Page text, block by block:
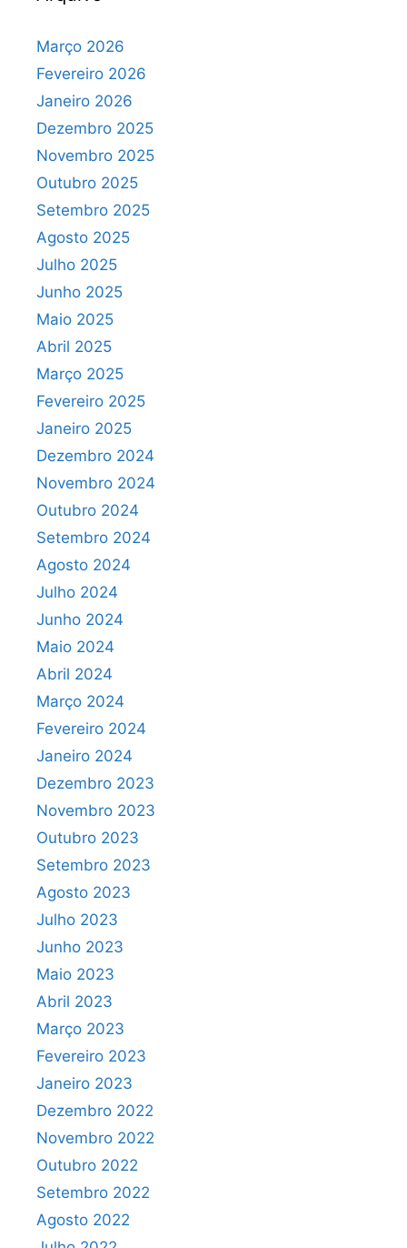
Março 2026
Fevereiro 2026
Janeiro 2026
Dezembro 2025
Novembro 2025
Outubro 2025
Setembro 2025
Agosto 2025
Julho 2025
Junho 2025
Maio 2025
Abril 2025
Março 2025
Fevereiro 2025
Janeiro 2025
Dezembro 2024
Novembro 2024
Outubro 2024
Setembro 2024
Agosto 2024
Julho 2024
Junho 2024
Maio 2024
Abril 2024
Março 2024
Fevereiro 2024
Janeiro 2024
Dezembro 2023
Novembro 2023
Outubro 2023
Setembro 2023
Agosto 2023
Julho 2023
Junho 2023
Maio 2023
Abril 2023
Março 2023
Fevereiro 2023
Janeiro 2023
Dezembro 2022
Novembro 2022
Outubro 2022
Setembro 2022
Agosto 2022